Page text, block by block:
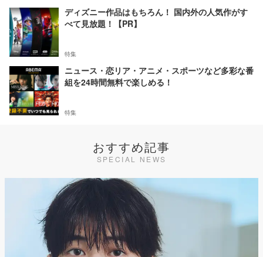
ディズニー作品はもちろん！ 国内外の人気作がす
べて見放題！【PR】
特集
ニュース・恋リア・アニメ・スポーツなど多彩な番
組を24時間無料で楽しめる！
特集
おすすめ記事
SPECIAL NEWS